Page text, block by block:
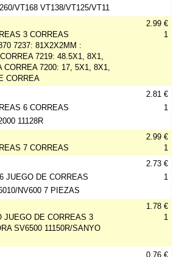
VT168 VT138/VT125/VT11
3 CORREAS
7237: 81X2X2MM :
7219: 48.5X1, 8X1,
CORREA 7200: 17, 5X1, 8X1,
CORREA
2.99 €
1
6 CORREAS
11128R
2.81 €
1
7 CORREAS
2.99 €
1
JUEGO DE CORREAS
NV600 7 PIEZAS
2.73 €
1
JUEGO DE CORREAS 3
SV6500 11150R/SANYO
1.78 €
1
0.76 €